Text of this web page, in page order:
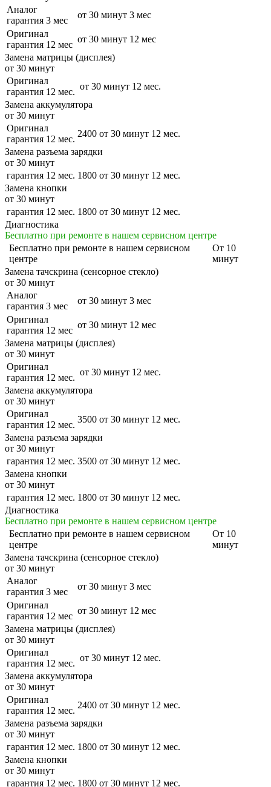
Аналог
гарантия 3 мес
от 30 минут 3 мес
Оригинал
гарантия 12 мес
от 30 минут 12 мес
Замена матрицы (дисплея)
от 30 минут
Оригинал
гарантия 12 мес.
от 30 минут 12 мес.
Замена аккумулятора
от 30 минут
Оригинал
гарантия 12 мес.
2400 от 30 минут 12 мес.
Замена разъема зарядки
от 30 минут
гарантия 12 мес. 1800 от 30 минут 12 мес.
Замена кнопки
от 30 минут
гарантия 12 мес. 1800 от 30 минут 12 мес.
Диагностика
Бесплатно при ремонте в нашем сервисном центре
Бесплатно при ремонте в нашем сервисном
центре
От 10
минут
Замена тачскрина (сенсорное стекло)
от 30 минут
Аналог
гарантия 3 мес
от 30 минут 3 мес
Оригинал
гарантия 12 мес
от 30 минут 12 мес
Замена матрицы (дисплея)
от 30 минут
Оригинал
гарантия 12 мес.
от 30 минут 12 мес.
Замена аккумулятора
от 30 минут
Оригинал
гарантия 12 мес.
3500 от 30 минут 12 мес.
Замена разъема зарядки
от 30 минут
гарантия 12 мес. 3500 от 30 минут 12 мес.
Замена кнопки
от 30 минут
гарантия 12 мес. 1800 от 30 минут 12 мес.
Диагностика
Бесплатно при ремонте в нашем сервисном центре
Бесплатно при ремонте в нашем сервисном
центре
От 10
минут
Замена тачскрина (сенсорное стекло)
от 30 минут
Аналог
гарантия 3 мес
от 30 минут 3 мес
Оригинал
гарантия 12 мес
от 30 минут 12 мес
Замена матрицы (дисплея)
от 30 минут
Оригинал
гарантия 12 мес.
от 30 минут 12 мес.
Замена аккумулятора
от 30 минут
Оригинал
гарантия 12 мес.
2400 от 30 минут 12 мес.
Замена разъема зарядки
от 30 минут
гарантия 12 мес. 1800 от 30 минут 12 мес.
Замена кнопки
от 30 минут
гарантия 12 мес. 1800 от 30 минут 12 мес.